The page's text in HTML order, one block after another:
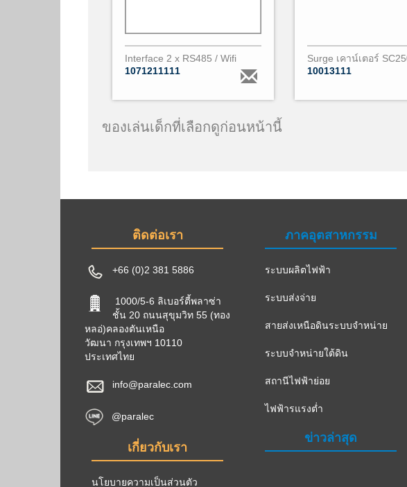
Interface 2 x RS485 / Wifi
1071211111
10013111
ของเล่นเด็กที่เลือกดูก่อนหน้านี้
ติดต่อเรา
+66 (0)2 381 5886
1000/5-6 ลิเบอร์ตี้พลาซ่า
ชั้น 20 ถนนสุขุมวิท 55 (ทอง
หลอ่)คลองตันเหนือ
วัฒนา กรุงเทพฯ 10110
ประเทศไทย
info@paralec.com
@paralec
เกี่ยวกับเรา
นโยบายความเป็นส่วนตัว
ภาคอุตสาหกรรม
ระบบผลิตไฟฟ้า
ระบบส่งจ่าย
สายส่งเหนือดินระบบจำหน่าย
ระบบจำหน่ายใต้ดิน
สถานีไฟฟ้าย่อย
ไฟฟ้ารแรงต่ำ
ข่าวล่าสุด